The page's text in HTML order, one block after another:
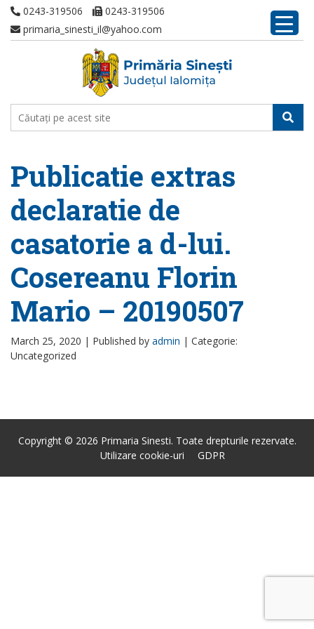
0243-319506
0243-319506
primaria_sinesti_il@yahoo.com
Publicatie extras
declaratie de
casatorie a d-lui.
Cosereanu Florin
Mario – 20190507
March 25, 2020 | Published by admin | Categorie:
Uncategorized
Copyright © 2026 Primaria Sinesti. Toate drepturile rezervate.
Utilizare cookie-uri
GDPR